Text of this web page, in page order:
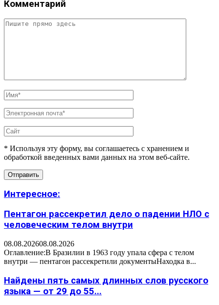
Комментарий
* Используя эту форму, вы соглашаетесь с хранением и
обработкой введенных вами данных на этом веб-сайте.
Интересное:
Пентагон рассекретил дело о падении НЛО с
человеческим телом внутри
08.08.202608.08.2026
Оглавление:В Бразилии в 1963 году упала сфера с телом
внутри — пентагон рассекретили документыНаходка в...
Найдены пять самых длинных слов русского
языка — от 29 до 55...